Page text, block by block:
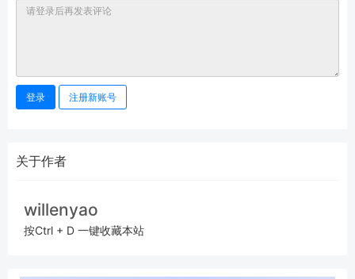
登录 注册新账号
关于作者
willenyao
按Ctrl + D 一键收藏本站